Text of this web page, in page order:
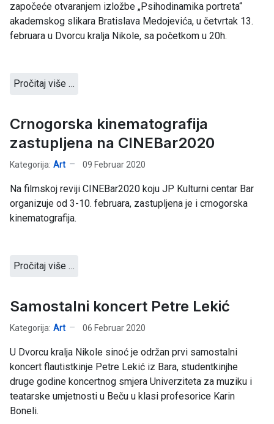
započeće otvaranjem izložbe „Psihodinamika portreta“
akademskog slikara Bratislava Medojevića, u četvrtak 13.
februara u Dvorcu kralja Nikole, sa početkom u 20h.
Pročitaj više …
Crnogorska kinematografija
zastupljena na CINEBar2020
Kategorija: Art 09 Februar 2020
Na filmskoj reviji CINEBar2020 koju JP Kulturni centar Bar
organizuje od 3-10. februara, zastupljena je i crnogorska
kinematografija.
Pročitaj više …
Samostalni koncert Petre Lekić
Kategorija: Art 06 Februar 2020
U Dvorcu kralja Nikole sinoć je održan prvi samostalni
koncert flautistkinje Petre Lekić iz Bara, studentkinjhe
druge godine koncertnog smjera Univerziteta za muziku i
teatarske umjetnosti u Beču u klasi profesorice Karin
Boneli.